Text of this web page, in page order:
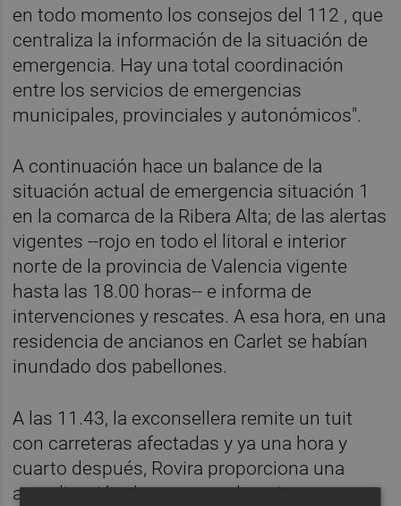
en todo momento los consejos del 112 , que
centraliza la información de la situación de
emergencia. Hay una total coordinación
entre los servicios de emergencias
municipales, provinciales y autonómicos".
A continuación hace un balance de la
situación actual de emergencia situación 1
en la comarca de la Ribera Alta; de las alertas
vigentes --rojo en todo el litoral e interior
norte de la provincia de Valencia vigente
hasta las 18.00 horas-- e informa de
intervenciones y rescates. A esa hora, en una
residencia de ancianos en Carlet se habían
inundado dos pabellones.
A las 11.43, la exconsellera remite un tuit
con carreteras afectadas y ya una hora y
cuarto después, Rovira proporciona una
actualización de centros educativos